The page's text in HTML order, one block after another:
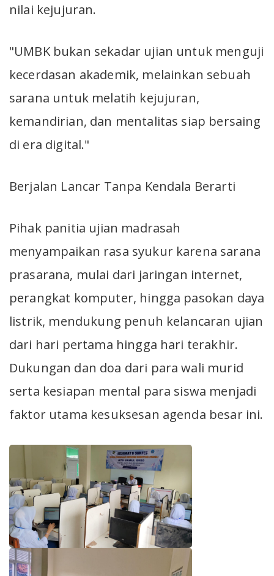
nilai kejujuran.
"UMBK bukan sekadar ujian untuk menguji
kecerdasan akademik, melainkan sebuah
sarana untuk melatih kejujuran,
kemandirian, dan mentalitas siap bersaing
di era digital."
Berjalan Lancar Tanpa Kendala Berarti
Pihak panitia ujian madrasah
menyampaikan rasa syukur karena sarana
prasarana, mulai dari jaringan internet,
perangkat komputer, hingga pasokan daya
listrik, mendukung penuh kelancaran ujian
dari hari pertama hingga hari terakhir.
Dukungan dan doa dari para wali murid
serta kesiapan mental para siswa menjadi
faktor utama kesuksesan agenda besar ini.